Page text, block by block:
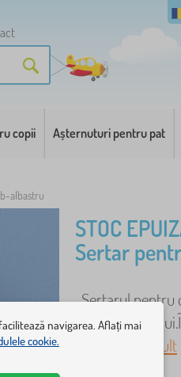
copii Așternuturi pentru pat
albastru
STOC
Sertar
Sertarul pentru
camera
mai mult
navigarea. Aflați mai
cookie.